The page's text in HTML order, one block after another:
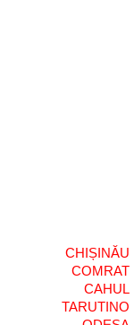
CHIȘINĂU
COMRAT
CAHUL
TARUTINO